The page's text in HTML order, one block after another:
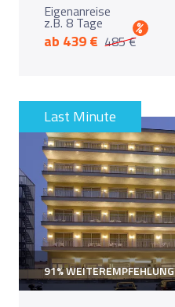
Eigenanreise
z.B. 8 Tage
ab 439 € 485 €
%
Last Minute
91% WEITEREMPFEHLUNG